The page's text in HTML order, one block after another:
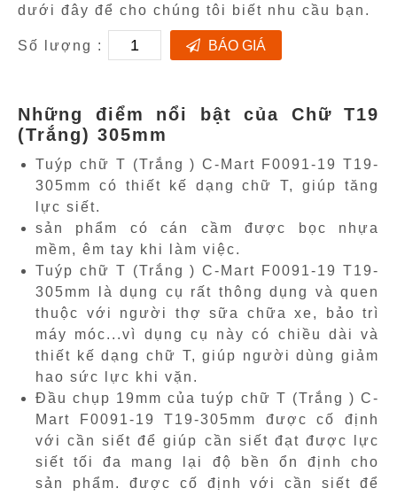
dưới đây để cho chúng tôi biết nhu cầu bạn.
Số lượng : BÁO GIÁ
Những điểm nổi bật của Chữ T19
(Trắng) 305mm
Tuýp chữ T (Trắng ) C-Mart F0091-19 T19-
305mm có thiết kế dạng chữ T, giúp tăng
lực siết.
sản phẩm có cán cầm được bọc nhựa
mềm, êm tay khi làm việc.
Tuýp chữ T (Trắng ) C-Mart F0091-19 T19-
305mm là dụng cụ rất thông dụng và quen
thuộc với người thợ sữa chữa xe, bảo trì
máy móc...vì dụng cụ này có chiều dài và
thiết kế dạng chữ T, giúp người dùng giảm
hao sức lực khi vặn.
Đầu chụp 19mm của tuýp chữ T (Trắng ) C-
Mart F0091-19 T19-305mm được cố định
với cần siết để giúp cần siết đạt được lực
siết tối đa mang lại độ bền ổn định cho
sản phẩm. được cố định với cần siết để